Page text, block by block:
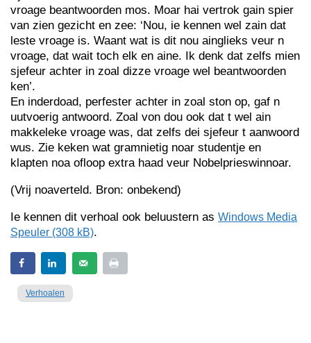
vroage beantwoorden mos. Moar hai vertrok gain spier
van zien gezicht en zee: ‘Nou, ie kennen wel zain dat
leste vroage is. Waant wat is dit nou ainglieks veur n
vroage, dat wait toch elk en aine. Ik denk dat zelfs mien
sjefeur achter in zoal dizze vroage wel beantwoorden
ken’.
En inderdoad, perfester achter in zoal ston op, gaf n
uutvoerig antwoord. Zoal von dou ook dat t wel ain
makkeleke vroage was, dat zelfs dei sjefeur t aanwoord
wus. Zie keken wat gramnietig noar studentje en
klapten noa ofloop extra haad veur Nobelprieswinnoar.
(Vrij noaverteld. Bron: onbekend)
Ie kennen dit verhoal ook beluustern as Windows Media
Speuler (308 kB).
Verhoalen